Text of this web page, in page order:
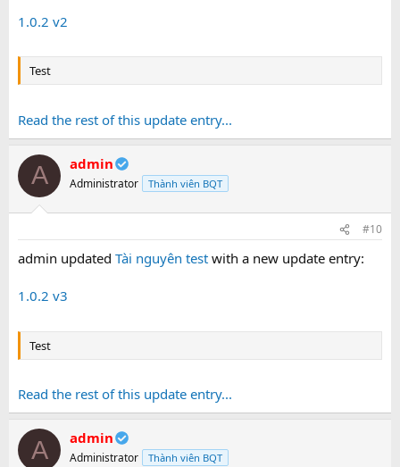
1.0.2 v2
Test
Read the rest of this update entry...
A admin
Administrator Thành viên BQT
#10
admin updated Tài nguyên test with a new update entry:
1.0.2 v3
Test
Read the rest of this update entry...
A admin
Administrator Thành viên BQT